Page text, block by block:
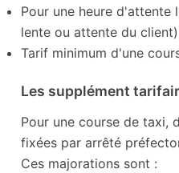
Pour une heure d'attente
lente ou attente du
Tarif minimum d'une
Les supplément
Pour une course de taxi,
fixées par arrêté
Ces majorations sont :